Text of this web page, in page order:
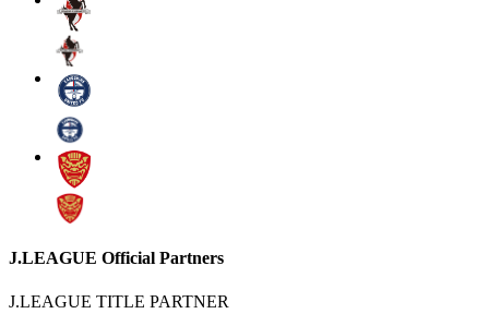
J.LEAGUE Official Partners
J.LEAGUE TITLE PARTNER